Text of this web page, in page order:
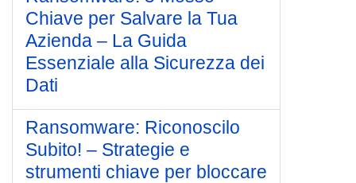
Chiave per Salvare la Tua
Azienda – La Guida
Essenziale alla Sicurezza dei
Dati
Ransomware: Riconoscilo
Subito! – Strategie e
strumenti chiave per bloccare